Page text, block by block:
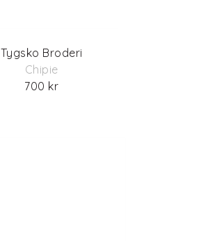
Tygsko Broderi
Chipie
700 kr